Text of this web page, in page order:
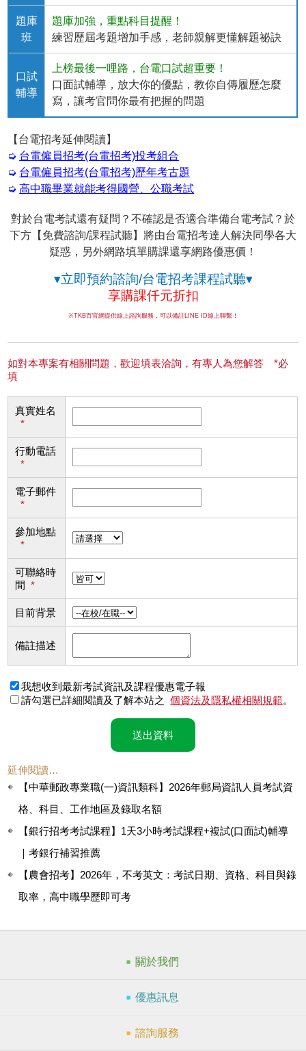
題庫
班
題庫加強，重點科目提醒！
練習歷屆考題增加手感，老師親解更懂解題祕訣
口試
輔導
上榜最後一哩路，台電口試超重要！
口面試輔導，放大你的優點，教你自傳履歷怎麼
寫，讓考官問你最有把握的問題
【台電招考延伸閱讀】
➭ 台電僱員招考(台電招考)投考組合
➭ 台電僱員招考(台電招考)歷年考古題
➭高中職畢業就能考得國營、公職考試
對於台電考試還有疑問？不確認是否適合準備台電考試？於
下方【免費諮詢/課程試聽】將由台電招考達人解決同學各大
疑惑，另外網路填單購課還享網路優惠價！
▾立即預約諮詢/台電招考課程試聽▾
享購課仟元折扣
※TKB百官網提供線上諮詢服務，可以備註LINE ID線上聯繫！
如對本專案有相關問題，歡迎填表洽詢，有專人為您解答 *必
填
真實姓名
*
行動電話
*
電子郵件
*
參加地點
*
可聯絡時
間 *
目前背景
備註描述
我想收到最新考試資訊及課程優惠電子報
請勾選已詳細閱讀及了解本站之
個資法及隱私權相關規範。
送出資料
延伸閱讀…
【中華郵政專業職(一)資訊類科】2026年郵局資訊人員考試資
格、科目、工作地區及錄取名額
【銀行招考考試課程】1天3小時考試課程+複試(口面試)輔導
｜考銀行補習推薦
【農會招考】2026年，不考英文：考試日期、資格、科目與錄
取率，高中職學歷即可考
關於我們
優惠訊息
諮詢服務